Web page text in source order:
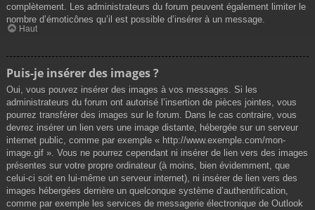
complètement. Les administrateurs du forum peuvent également limiter le
nombre d’émoticônes qu’il est possible d’insérer à un message.
Haut
Puis-je insérer des images ?
Oui, vous pouvez insérer des images à vos messages. Si les
administrateurs du forum ont autorisé l’insertion de pièces jointes, vous
pourrez transférer des images sur le forum. Dans le cas contraire, vous
devrez insérer un lien vers une image distante, hébergée sur un serveur
internet public, comme par exemple « http://www.exemple.com/mon-
image.gif ». Vous ne pourrez cependant ni insérer de lien vers des images
présentes sur votre propre ordinateur (à moins, bien évidemment, que
celui-ci soit en lui-même un serveur internet), ni insérer de lien vers des
images hébergées derrière un quelconque système d’authentification,
comme par exemple les services de messagerie électronique de Outlook